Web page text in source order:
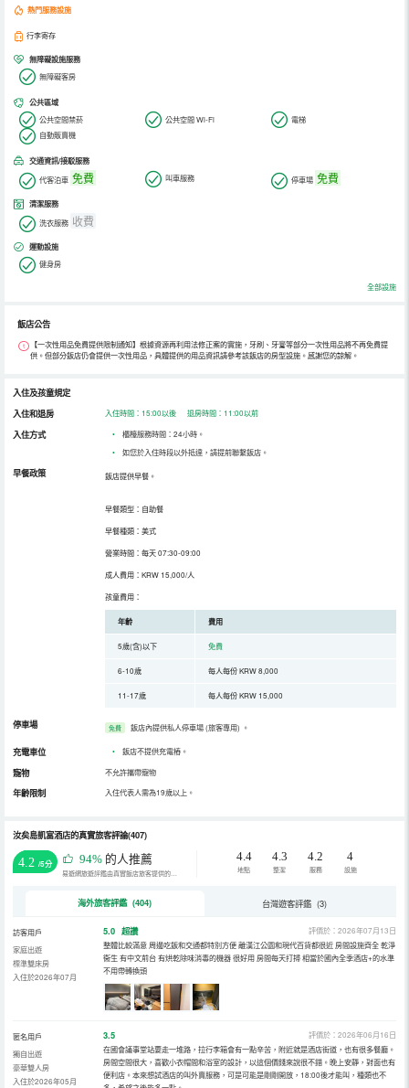
熱門服務設施
行李寄存
無障礙設施服務
無障礙客房
公共區域
公共空間禁菸 公共空間 Wi-Fi
電梯
自動販賣機
交通資訊/接駁服務
代客泊車 免費 叫車服務 停車場 免費
清潔服務
洗衣服務 收費
運動設施
健身房
全部設施
飯店公告
【一次性用品免費提供限制通知】根據資源再利用法修正案的實施，牙刷、牙膏等部分一次性用品將不再免費提
供。但部分飯店仍會提供一次性用品，具體提供的用品資訊請參考該飯店的房型設施。感謝您的諒解。
入住及孩童規定
入住和退房
入住時間：15:00以後 退房時間：11:00以前
入住方式 •
櫃檯服務時間：24小時。
•
如您於入住時段以外抵達，請提前聯繫飯店。
早餐政策 飯店提供早餐。
早餐類型：自助餐
早餐種類：美式
營業時間：每天 07:30-09:00
成人費用：KRW 15,000/人
孩童費用：
年齡 費用
5歲(含)以下 免費
6-10歲 每人每份 KRW 8,000
11-17歲 每人每份 KRW 15,000
停車場 免費 飯店內提供私人停車場 (旅客專用) 。
充電車位 • 飯店不提供充電樁。
寵物 不允許攜帶寵物
年齡限制 入住代表人需為19歲以上。
汝矣島凱富酒店的真實旅客評論(407)
4.2 /5分 94% 的人推薦
易遊網旅遊評鑑由真實飯店旅客提供的評鑑。
4.4
地點
4.3
整潔
4.2
服務
4
設施
海外旅客評鑑 (404) 台灣遊客評鑑 (3)
訪客用戶
家庭出遊
標準雙床房
入住於2026年07月
5.0 超讚
評價於：2026年07月13日
整體比較滿意 周邊吃飯和交通都特別方便 離漢江公園和現代百貨都很近 房間設施齊全 乾淨
衞生 有中文前台 有烘乾除味消毒的機器 很好用 房間每天打掃 相當於國內全季酒店+的水準
不用帶轉換頭
匿名用戶
獨自出遊
豪華雙人房
入住於2026年05月
3.5
評價於：2026年06月16日
在國會議事堂站要走一堆路，拉行李箱會有一點辛苦，附近就是酒店街道，也有很多餐廳。
房間空間很大，喜歡小衣帽間和浴室的設計，以這個價錢來說很不錯。晚上安靜，對面也有
便利店。本來想試酒店的叫外賣服務，可是可能是剛剛開放，18:00後才能叫，種類也不